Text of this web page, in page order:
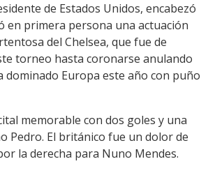
de Estados Unidos, encabezó
en primera persona una actuación
del Chelsea, que fue de
torneo hasta coronarse anulando
dominado Europa este año con puño
memorable con dos goles y una
Pedro. El británico fue un dolor de
la derecha para Nuno Mendes.